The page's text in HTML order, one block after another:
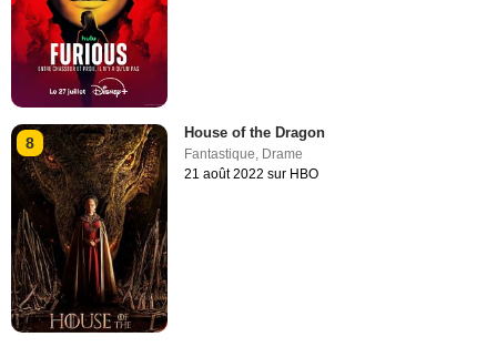
8
House of the Dragon
Fantastique Drame
21 août 2022 sur HBO